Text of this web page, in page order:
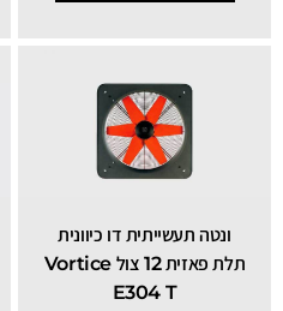
ונטה תעשייתית דו כיוונית
תלת פאזית 12 צול Vortice
E304 T